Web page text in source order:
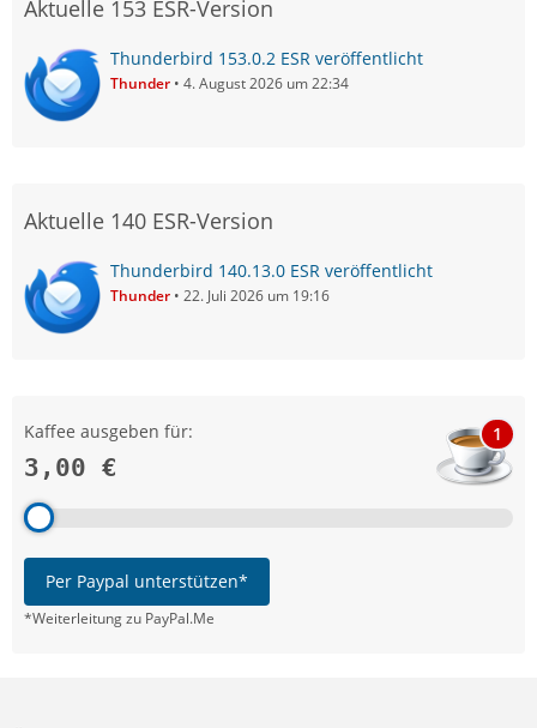
Aktuelle 153 ESR-Version
Thunderbird 153.0.2 ESR veröffentlicht
Thunder 4. August 2026 um 22:34
Aktuelle 140 ESR-Version
Thunderbird 140.13.0 ESR veröffentlicht
Thunder 22. Juli 2026 um 19:16
Kaffee ausgeben für:
3,00 €
1
Per Paypal unterstützen*
*Weiterleitung zu PayPal.Me